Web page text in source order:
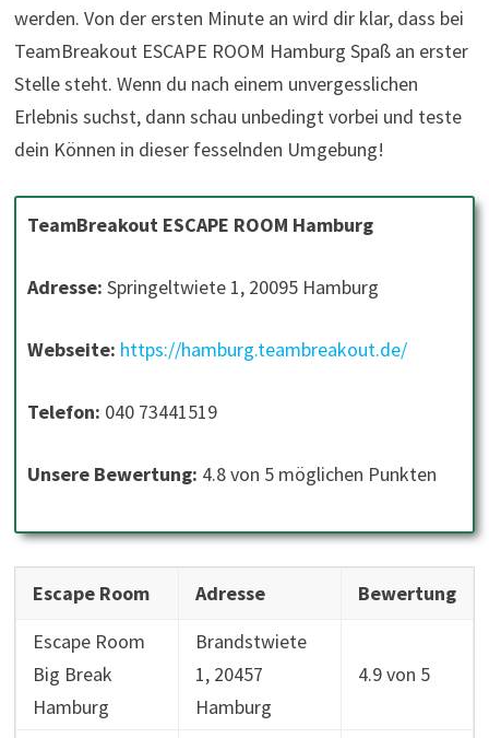
werden. Von der ersten Minute an wird dir klar, dass bei
TeamBreakout ESCAPE ROOM Hamburg Spaß an erster
Stelle steht. Wenn du nach einem unvergesslichen
Erlebnis suchst, dann schau unbedingt vorbei und teste
dein Können in dieser fesselnden Umgebung!
TeamBreakout ESCAPE ROOM Hamburg
Adresse: Springeltwiete 1, 20095 Hamburg
Webseite: https://hamburg.teambreakout.de/
Telefon: 040 73441519
Unsere Bewertung: 4.8 von 5 möglichen Punkten
Escape Room Adresse
Bewertung
Escape Room
Big Break
Hamburg
Brandstwiete
1, 20457
Hamburg
4.9 von 5